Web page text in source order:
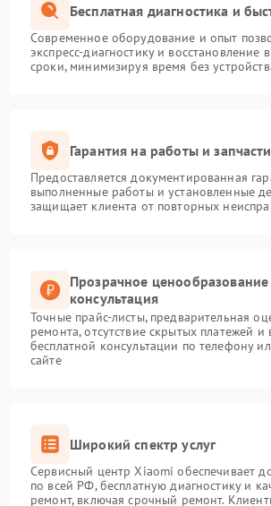
Бесплатная диагностика и
Современное оборудование и опыт
экспресс-диагностику и восстановление
сроки, минимизируя время без
Гарантия на работы и запчасти
Предоставляется документированная
выполненные работы и установленные
защищает клиента от повторных
Прозрачное ценообразование
консультация
Точные прайс-листы, предварительная
ремонта, отсутствие скрытых платежей и
бесплатной консультации по телефону
сайте
Широкий спектр услуг
Сервисный центр Xiaomi обеспечивает
по всей РФ, бесплатную диагностику и
ремонт, включая срочный ремонт.